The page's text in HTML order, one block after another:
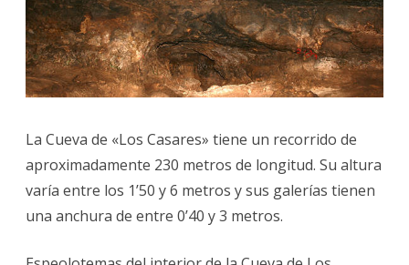
La Cueva de «Los Casares» tiene un recorrido de
aproximadamente 230 metros de longitud. Su altura
varía entre los 1’50 y 6 metros y sus galerías tienen
una anchura de entre 0’40 y 3 metros.